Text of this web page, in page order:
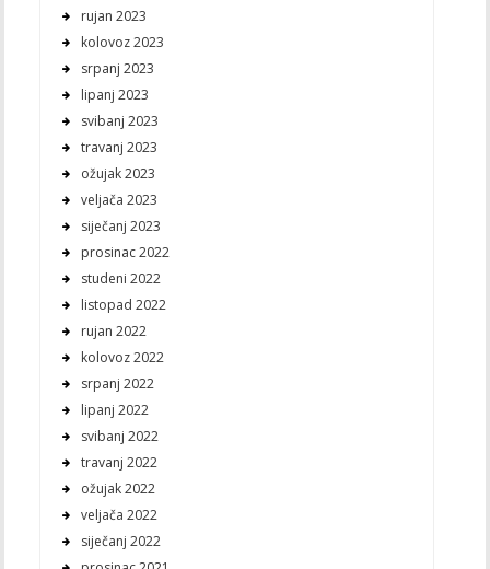
rujan 2023
kolovoz 2023
srpanj 2023
lipanj 2023
svibanj 2023
travanj 2023
ožujak 2023
veljača 2023
siječanj 2023
prosinac 2022
studeni 2022
listopad 2022
rujan 2022
kolovoz 2022
srpanj 2022
lipanj 2022
svibanj 2022
travanj 2022
ožujak 2022
veljača 2022
siječanj 2022